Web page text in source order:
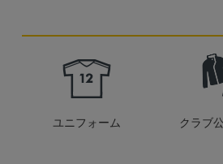
ユニフォーム クラブ